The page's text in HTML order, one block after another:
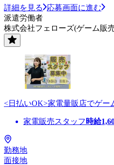
詳細を見る
応募画面に進む
派遣労働者
株式会社フェローズ(ゲーム販
<日払いOK>家電量販店でゲ
家電販売スタッフ 時給
勤務地
面接地